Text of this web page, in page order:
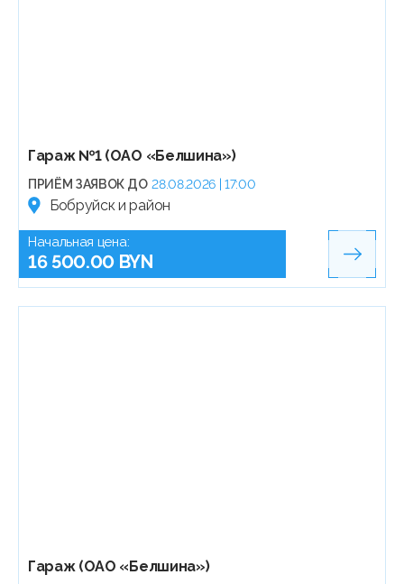
Гараж №1 (ОАО «Белшина»)
ПРИЁМ ЗАЯВОК ДО 28.08.2026 | 17:00
Бобруйск и район
Начальная цена:
16 500.00 BYN
Гараж (ОАО «Белшина»)